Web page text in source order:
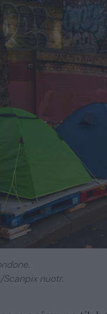
Scanpix nuotr.